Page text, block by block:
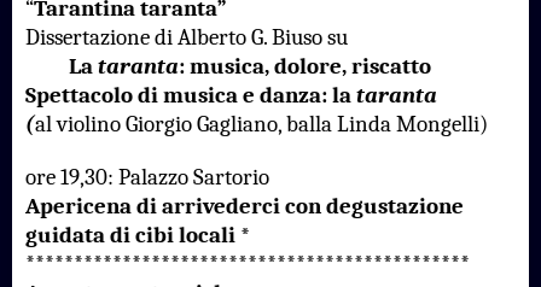
“Tarantinataranta”
Dissertazione di Alberto G. Biuso su
Lataranta: musica, dolore, riscatto
Spettacolo di musica e danza: lataranta
(al violino Giorgio Gagliano, balla Linda Mongelli)
ore 19,30: Palazzo Sartorio
Apericena di arrivederci con degustazione
guidata di cibi locali *
**********************************************